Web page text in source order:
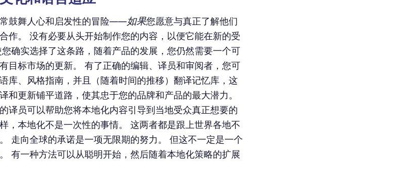
鼓舞人心和启发性的冒险——如果您愿意与真正了解他们
作。 没有必要从头开始制作您的内容，以便它能在新的受
确实选择了这条路，随着产品的发展，您仍然需要一个可
目标市场的更新。 有了正确的编辑、译员和审阅者，您可
库、风格指南，并且（随着时间的推移）翻译记忆库，这
和更新铺平道路，使其忠于您的品牌和产品的最大潜力。
译员可以帮助您将本地化内容引导到当地受众真正想要的
，本地化不是一次性的事情。 这两者都是跟上世界各地不
走向全球的承诺是一项无限期的努力。 但这不一定是一个
有一种方法可以从聪明开始，然后随着本地化策略的扩展